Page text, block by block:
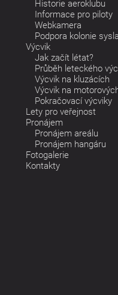
Historie aeroklubu
Informace pro piloty
Webkamera
Podpora kolonie sysla
Výcvik
Jak začít létat?
Průběh leteckého
Výcvik na kluzácích
Výcvik na
Pokračovací výcviky
Lety pro veřejnost
Pronájem
Pronájem areálu
Pronájem hangáru
Fotogalerie
Kontakty